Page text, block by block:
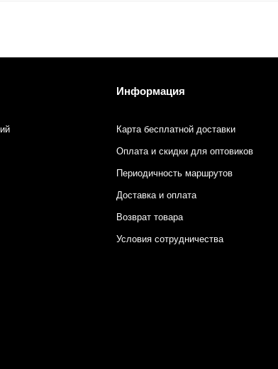
Информация
Карта бесплатной доставки
Оплата и скидки для оптовиков
Периодичность маршрутов
Доставка и оплата
Возврат товара
Условия сотрудничества